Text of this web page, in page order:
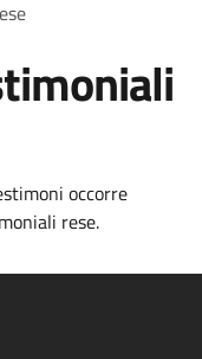
occorre
rese.